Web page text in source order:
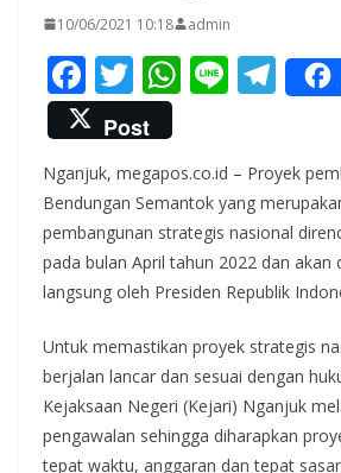
10/06/2021 10:18 admin
F
ac
e
b
o
o
k
T
w
itt
er
W
s
A
p
p
Li T
el
gr
a
m
Post
Nganjuk, megapos.co.id – Proyek
Bendungan Semantok yang
pembangunan strategis nasional
pada bulan April tahun 2022 dan akan
langsung oleh Presiden Republik
Untuk memastikan proyek strategis
berjalan lancar dan sesuai dengan
Kejaksaan Negeri (Kejari) Nganjuk
pengawalan sehingga diharapkan
tepat waktu, anggaran dan tepat